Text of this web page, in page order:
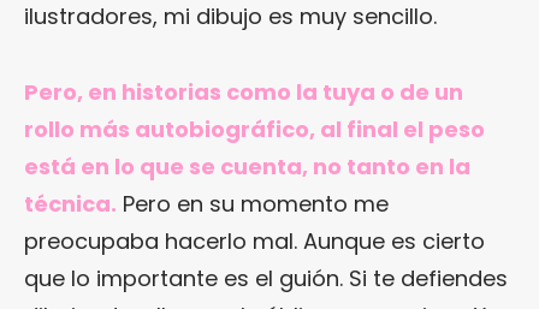
ilustradores, mi dibujo es muy sencillo.
Pero, en historias como la tuya o de un
rollo más autobiográfico, al final el peso
está en lo que se cuenta, no tanto en la
técnica. Pero en su momento me
preocupaba hacerlo mal. Aunque es cierto
que lo importante es el guión. Si te defiendes